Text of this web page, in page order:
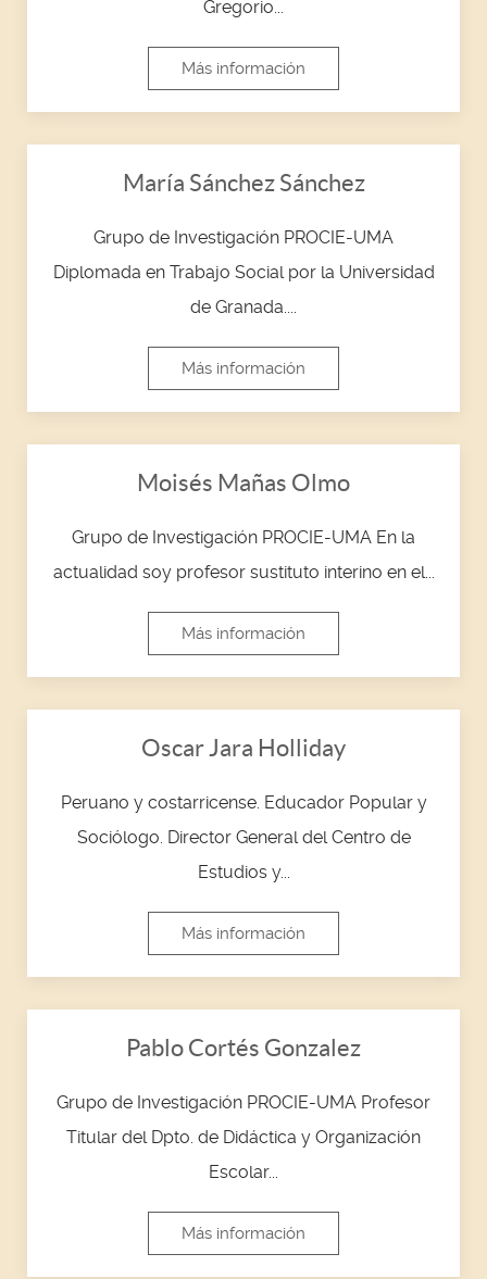
Gregorio...
Más información
María Sánchez Sánchez
Grupo de Investigación PROCIE-UMA
Diplomada en Trabajo Social por la Universidad
de Granada....
Más información
Moisés Mañas Olmo
Grupo de Investigación PROCIE-UMA En la
actualidad soy profesor sustituto interino en el...
Más información
Oscar Jara Holliday
Peruano y costarricense. Educador Popular y
Sociólogo. Director General del Centro de
Estudios y...
Más información
Pablo Cortés Gonzalez
Grupo de Investigación PROCIE-UMA Profesor
Titular del Dpto. de Didáctica y Organización
Escolar...
Más información